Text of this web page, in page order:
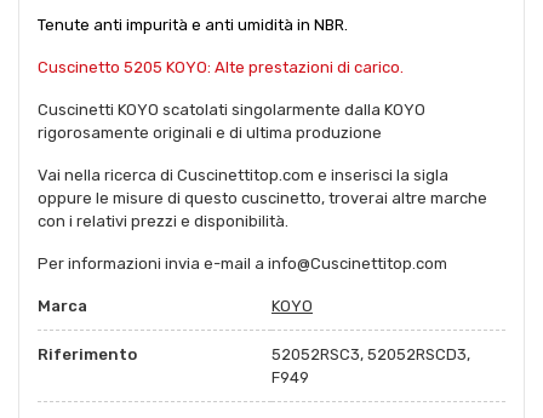
Tenute anti impurità e anti umidità in NBR.
Cuscinetto 5205 KOYO: Alte prestazioni di carico.
Cuscinetti KOYO scatolati singolarmente dalla KOYO
rigorosamente originali e di ultima produzione
Vai nella ricerca di Cuscinettitop.com e inserisci la sigla
oppure le misure di questo cuscinetto, troverai altre marche
con i relativi prezzi e disponibilità.
Per informazioni invia e-mail a info@Cuscinettitop.com
Marca KOYO
Riferimento
52052RSC3, 52052RSCD3,
F949